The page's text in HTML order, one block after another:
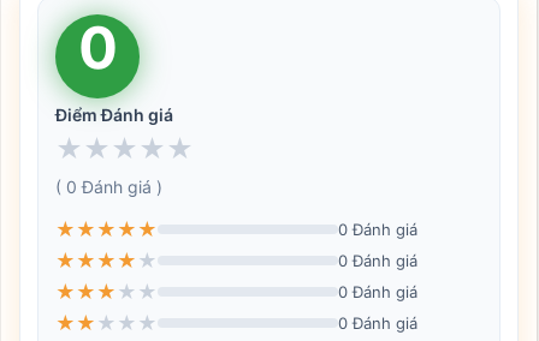
0
Điểm Đánh giá
★ ★ ★ ★ ★
( 0 Đánh giá )
★ ★ ★ ★ ★ 0 Đánh giá
★ ★ ★ ★ ★ 0 Đánh giá
★ ★ ★ ★ ★ 0 Đánh giá
★ ★ ★ ★ ★ 0 Đánh giá